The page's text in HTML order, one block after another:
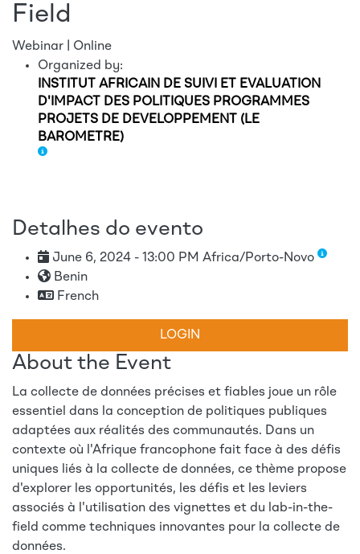
Field
Webinar | Online
Organized by:
INSTITUT AFRICAIN DE SUIVI ET EVALUATION
D'IMPACT DES POLITIQUES PROGRAMMES
PROJETS DE DEVELOPPEMENT (LE
BAROMETRE)
About the Event
La collecte de données précises et fiables joue un rôle
essentiel dans la conception de politiques publiques
adaptées aux réalités des communautés. Dans un
contexte où l'Afrique francophone fait face à des défis
uniques liés à la collecte de données, ce thème propose
d'explorer les opportunités, les défis et les leviers
associés à l'utilisation des vignettes et du lab-in-the-
field comme techniques innovantes pour la collecte de
données.
Detalhes do evento
June 6, 2024 - 13:00 PM Africa/Porto-Novo
Benin
French
LOGIN